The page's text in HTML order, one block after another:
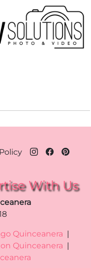
With Us
Quinceanera |
Quinceanera |